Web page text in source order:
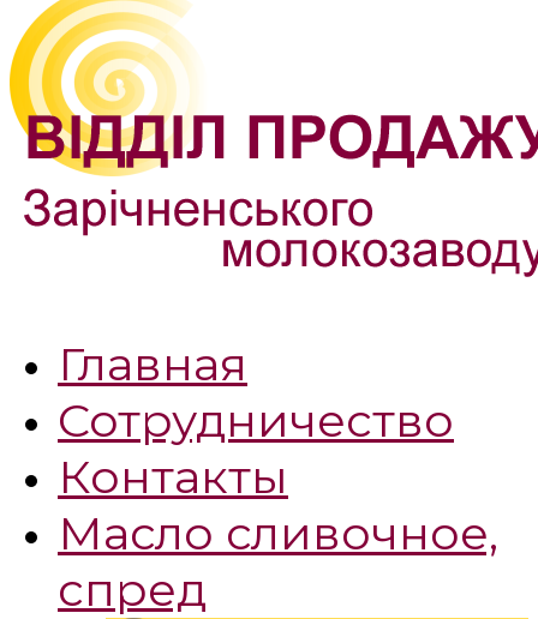
Главная
Сотрудничество
Контакты
Масло сливочное,
спред